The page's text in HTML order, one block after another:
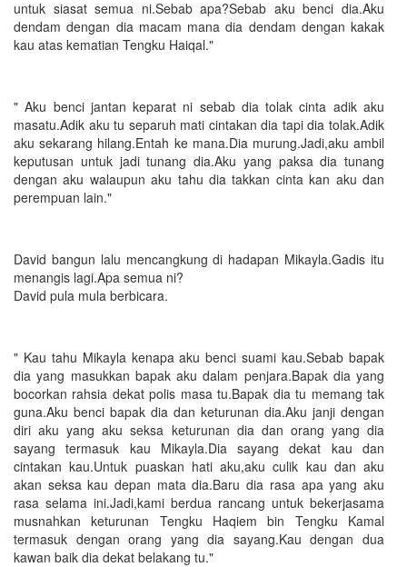
untuk siasat semua ni.Sebab apa?Sebab aku benci dia.Aku
dendam dengan dia macam mana dia dendam dengan kakak
kau atas kematian Tengku Haiqal."
" Aku benci jantan keparat ni sebab dia tolak cinta adik aku
masatu.Adik aku tu separuh mati cintakan dia tapi dia tolak.Adik
aku sekarang hilang.Entah ke mana.Dia murung.Jadi,aku ambil
keputusan untuk jadi tunang dia.Aku yang paksa dia tunang
dengan aku walaupun aku tahu dia takkan cinta kan aku dan
perempuan lain."
David bangun lalu mencangkung di hadapan Mikayla.Gadis itu
menangis lagi.Apa semua ni?
David pula mula berbicara.
" Kau tahu Mikayla kenapa aku benci suami kau.Sebab bapak
dia yang masukkan bapak aku dalam penjara.Bapak dia yang
bocorkan rahsia dekat polis masa tu.Bapak dia tu memang tak
guna.Aku benci bapak dia dan keturunan dia.Aku janji dengan
diri aku yang aku seksa keturunan dia dan orang yang dia
sayang termasuk kau Mikayla.Dia sayang dekat kau dan
cintakan kau.Untuk puaskan hati aku,aku culik kau dan aku
akan seksa kau depan mata dia.Baru dia rasa apa yang aku
rasa selama ini.Jadi,kami berdua rancang untuk bekerjasama
musnahkan keturunan Tengku Haqiem bin Tengku Kamal
termasuk dengan orang yang dia sayang.Kau dengan dua
kawan baik dia dekat belakang tu."